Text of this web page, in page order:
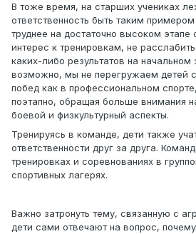
В тоже время, на старших учениках
ответственность быть таким
труднее на достаточно высоком этапе
интерес к тренировкам, не
каких-либо результатов на начальном
возможно, мы не перегружаем детей
побед как в профессиональном
поэтапно, обращая больше внимания
боевой и физкультурный аспекты.
Тренируясь в команде, дети также
ответственности друг за друга.
тренировках и соревнованиях в
спортивных лагерях.
Важно затронуть тему, связанную с
дети сами отвечают на вопрос,